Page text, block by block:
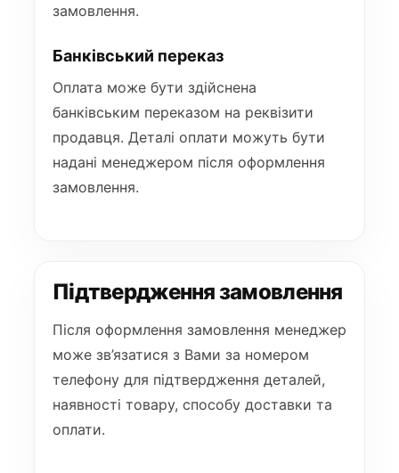
замовлення.
Банківський переказ
Оплата може бути здійснена
банківським переказом на реквізити
продавця. Деталі оплати можуть бути
надані менеджером після оформлення
замовлення.
Підтвердження замовлення
Після оформлення замовлення менеджер
може зв’язатися з Вами за номером
телефону для підтвердження деталей,
наявності товару, способу доставки та
оплати.